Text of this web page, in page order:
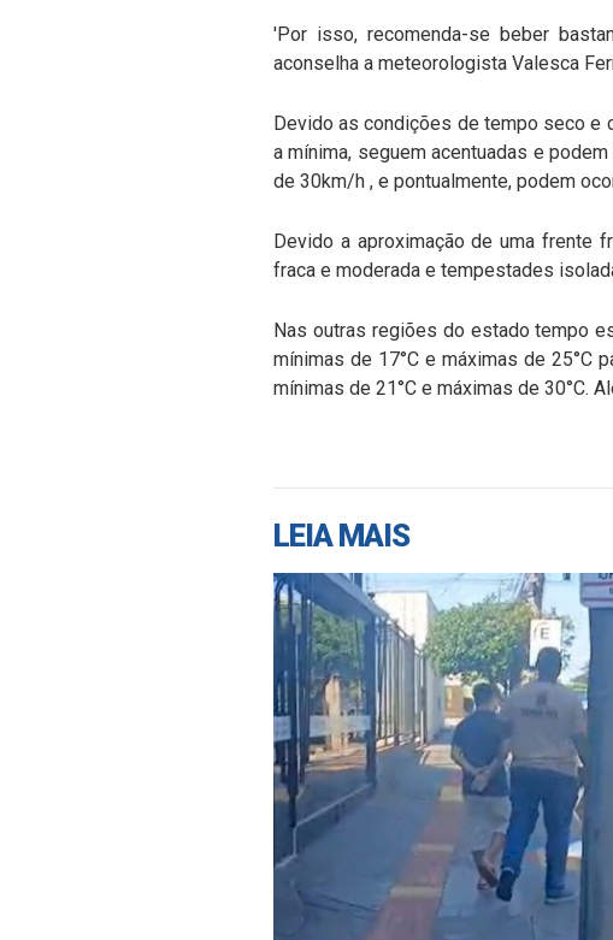
'Por isso, recomenda-se beber
aconselha a meteorologista Valesca
Devido as condições de tempo seco e
a mínima, seguem acentuadas e
de 30km/h , e pontualmente, podem
Devido a aproximação de uma frente
fraca e moderada e tempestades
Nas outras regiões do estado tempo
mínimas de 17°C e máximas de 25°C
mínimas de 21°C e máximas de 30°C.
LEIA MAIS